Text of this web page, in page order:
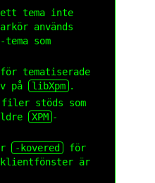
ett tema inte
används
som
tematiserade
på libXpm .
stöds som
XPM -
-kovered
för
är